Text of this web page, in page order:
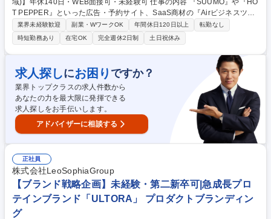
域)】年休140日・WEB面接可・未経験可 仕事の内容 『SUUMO』や『HO
T PEPPER』といった広告・予約サイト、SaaS商材の『Airビジネスツー
ルズ』等も展開する当社のビューティーDivisionにおいて、新規/既存営業
をお任せいたします。 【具体的には】担当地域のクライアントに対して、
架電による新規アポイント獲得(新規顧客開拓時のみ)・課題・ニーズの抽
出・データ分析に基づく集客や業務・経営支援の企画提案・企画の実行・
効果検証・アフターフォローの実施等をお任せいたします。 【魅力】課題
設定力、問題解決力、関係性構築力など、企画営業職に必要なスキルだけ
でなく、経営的視点でマーケットを見立てる力も習得できます。 募集職種
【大分・提案営業(ビューティー領域)】年休140日・WEB面接可・未経験
可
業界未経験歓迎 副業・WワークOK 年間休日120日以上
転勤なし
時短勤務あり
在宅OK 完全週休2日制 土日祝休み
求人探しにお困り ですか？
業界トップクラスの求人件数から
あなたの力を最大限に発揮できる
求人探しをお手伝いします。
アドバイザーに相談する
正社員
株式会社LeoSophiaGroup
【ブランド戦略企画】未経験・第二新卒可|急成長プロ
テインブランド「ULTORA」 プロダクトブランディン
グ